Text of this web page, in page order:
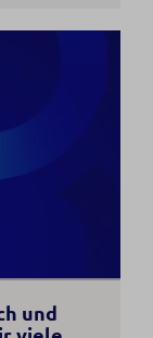
und